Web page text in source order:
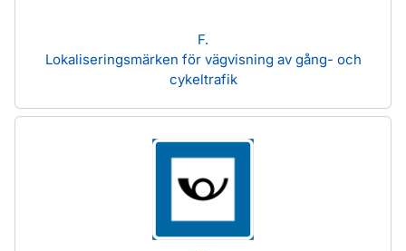
F.
Lokaliseringsmärken för vägvisning av gång- och
cykeltrafik